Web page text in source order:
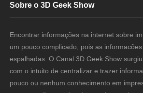
Sobre o 3D Geek Show
Encontrar informações na internet sobre
um pouco complicado, pois as
espalhadas. O Canal 3D Geek Show
com o intuito de centralizar e trazer
pouco ou nenhum conhecimento em